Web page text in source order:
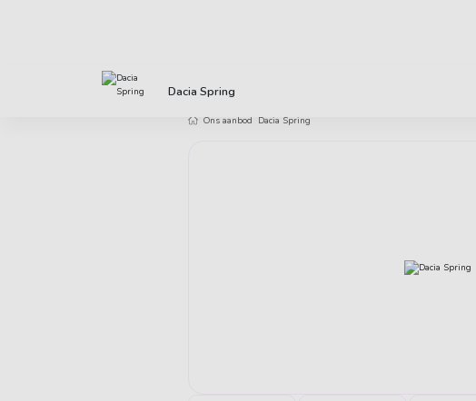
Direct uit voorraad leverbaar
Ons aanbod Dacia Spring
Dacia Spring